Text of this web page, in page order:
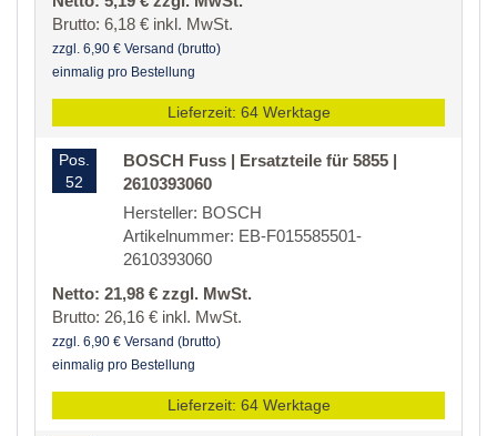
Brutto: 6,18 € inkl. MwSt.
zzgl. 6,90 € Versand (brutto)
einmalig pro Bestellung
Lieferzeit: 64 Werktage
Pos.
52
BOSCH Fuss | Ersatzteile für 5855 |
2610393060
Hersteller: BOSCH
Artikelnummer: EB-F015585501-
2610393060
Netto: 21,98 € zzgl. MwSt.
Brutto: 26,16 € inkl. MwSt.
zzgl. 6,90 € Versand (brutto)
einmalig pro Bestellung
Lieferzeit: 64 Werktage